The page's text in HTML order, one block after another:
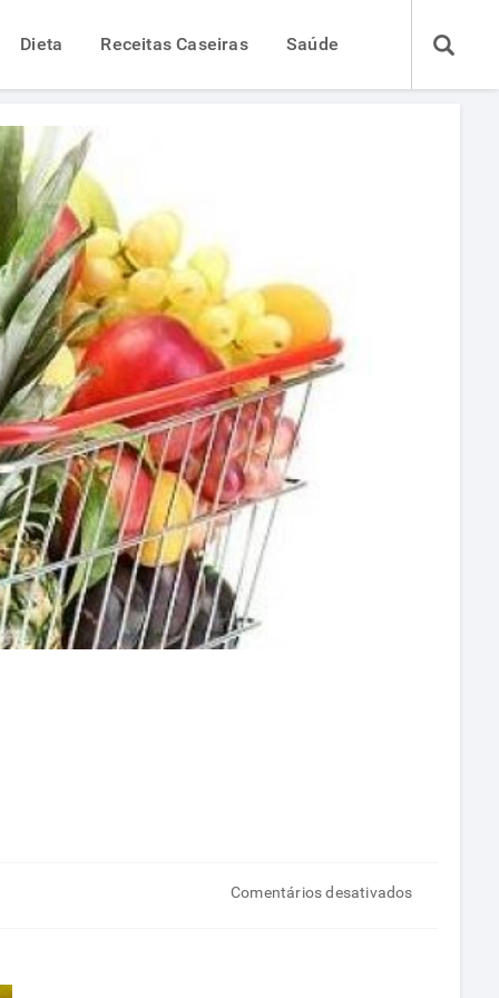
Dieta Receitas Caseiras Saúde
Comentários desativadosem